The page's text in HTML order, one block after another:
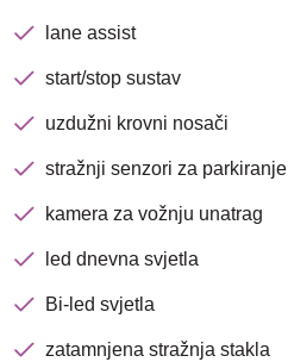
lane assist
start/stop sustav
uzdužni krovni nosači
stražnji senzori za parkiranje
kamera za vožnju unatrag
led dnevna svjetla
Bi-led svjetla
zatamnjena stražnja stakla